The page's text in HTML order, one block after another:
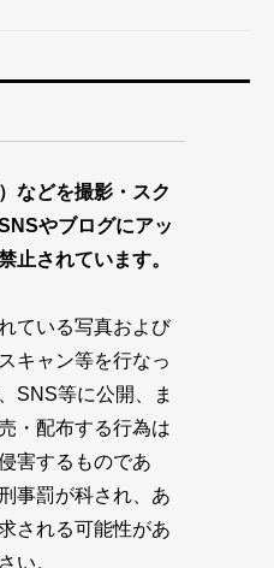
などを撮影・スク
やブログにアッ
止されています。
ている写真および
キャン等を行なっ
SNS等に公開、ま
・配布する行為は
害するものであ
事罰が科され、あ
される可能性があ
い。